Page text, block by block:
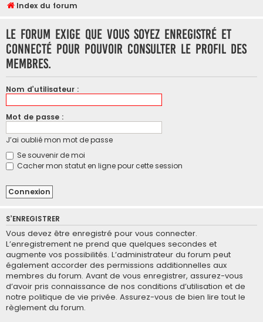
Index du forum
Le forum exige que vous soyez enregistré et
connecté pour pouvoir consulter le profil des
membres.
Nom d’utilisateur :
Mot de passe :
J’ai oublié mon mot de passe
Se souvenir de moi
Cacher mon statut en ligne pour cette session
S’ENREGISTRER
Vous devez être enregistré pour vous connecter.
L’enregistrement ne prend que quelques secondes et
augmente vos possibilités. L’administrateur du forum peut
également accorder des permissions additionnelles aux
membres du forum. Avant de vous enregistrer, assurez-vous
d’avoir pris connaissance de nos conditions d’utilisation et de
notre politique de vie privée. Assurez-vous de bien lire tout le
règlement du forum.